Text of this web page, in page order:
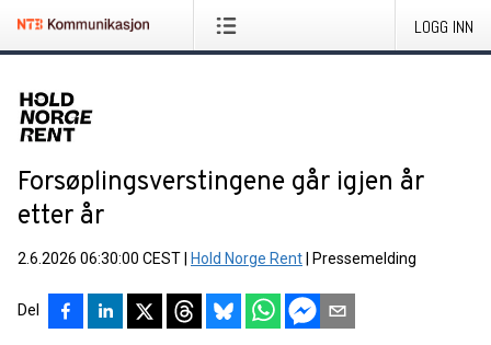
LOGG INN
Forsøplingsverstingene går igjen år
etter år
2.6.2026 06:30:00 CEST Hold Norge Rent Pressemelding
Del